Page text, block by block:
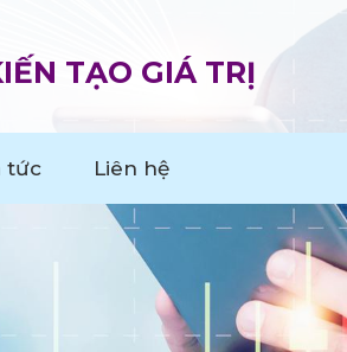
TẠO GIÁ TRỊ
tức Liên hệ